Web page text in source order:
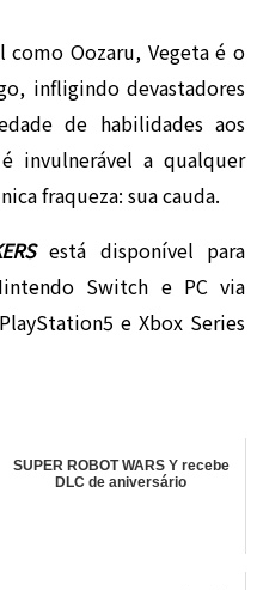
como Oozaru, Vegeta é o
infligindo devastadores
de habilidades aos
invulnerável a qualquer
fraqueza: sua cauda.
está disponível para
Switch e PC via
e Xbox Series
SUPER ROBOT WARS Y recebe
DLC de aniversário